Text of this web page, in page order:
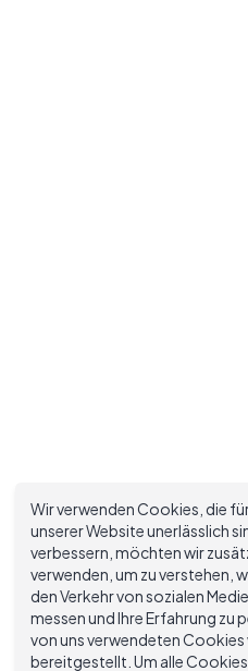
Wir verwenden Cookies, die
unserer Website unerlässlich
verbessern, möchten wir
verwenden, um zu verstehen,
den Verkehr von sozialen
messen und Ihre Erfahrung zu
von uns verwendeten
bereitgestellt. Um alle